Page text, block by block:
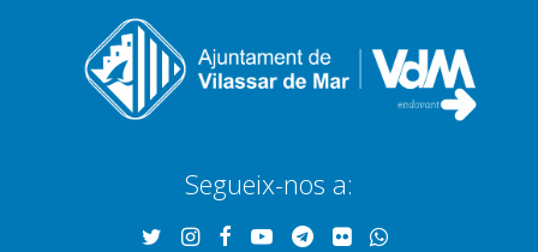
Segueix-nos a: